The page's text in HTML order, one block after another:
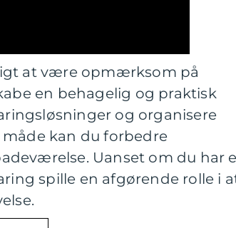
at være opmærksom på
en behagelig og praktisk
og organisere
kan du forbedre
Uanset om du har
spille en afgørende rolle i